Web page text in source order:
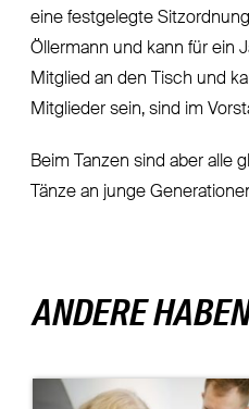
eine festgelegte
Öllermann und kann für ein
Mitglied an den Tisch und
Mitglieder sein, sind im
Beim Tanzen sind aber alle
Tänze an junge
ANDERE